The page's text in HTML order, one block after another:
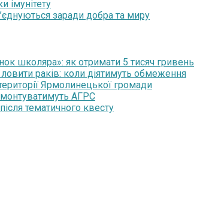
імунітету
заради добра та миру
школяра»: як отримати 5 тисяч гривень
раків: коли діятимуть обмеження
Ярмолинецької громади
АГРС
тематичного квесту